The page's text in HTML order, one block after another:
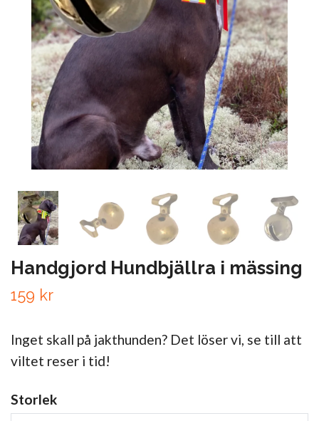
Handgjord Hundbjällra i mässing
159 kr
Inget skall på jakthunden? Det löser vi, se till att
viltet reser i tid!
Storlek